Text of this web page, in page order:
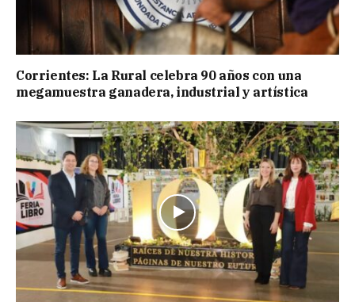
Corrientes: La Rural celebra 90 años con una
megamuestra ganadera, industrial y artística